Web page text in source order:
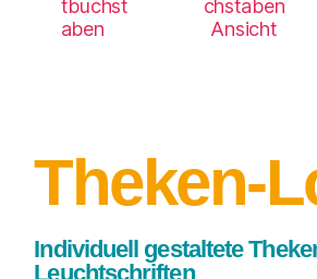
Theken-
Individuell gestaltete
Leuchtschriften